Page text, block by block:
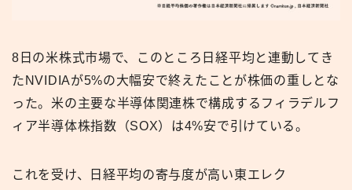
8日の米株式市場で、このところ日経平均と連動してき
たNVIDIAが5%の大幅安で終えたことが株価の重しとな
った。米の主要な半導体関連株で構成するフィラデルフ
ィア半導体株指数（SOX）は4%安で引けている。
これを受け、日経平均の寄与度が高い東エレク